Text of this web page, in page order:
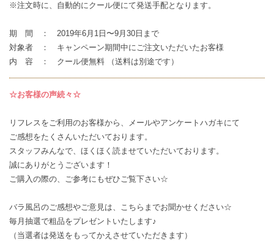
※注文時に、自動的にクール便にて発送手配となります。
期 間 ： 2019年6月1日〜9月30日まで
対象者 ： キャンペーン期間中にご注文いただいたお客様
内 容 ： クール便無料 （送料は別途です）
☆お客様の声続々☆
リフレスをご利用のお客様から、メールやアンケートハガキにて
ご感想をたくさんいただいております。
スタッフみんなで、ほくほく読ませていただいております。
誠にありがとうございます！
ご購入の際の、ご参考にもぜひご覧下さい☆
バラ風呂のご感想やご意見は、 こちら までお聞かせください☆
毎月抽選で粗品をプレゼントいたします♪
（当選者は発送をもってかえさせていただきます）